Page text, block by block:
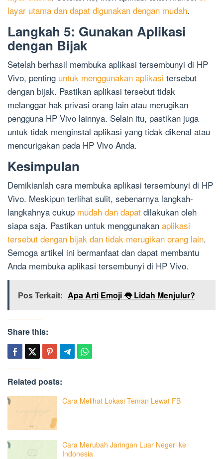
layar utama dan dapat digunakan dengan mudah.
Langkah 5: Gunakan Aplikasi
dengan Bijak
Setelah berhasil membuka aplikasi tersembunyi di HP
Vivo, penting untuk menggunakan aplikasi tersebut
dengan bijak. Pastikan aplikasi tersebut tidak
melanggar hak privasi orang lain atau merugikan
pengguna HP Vivo lainnya. Selain itu, pastikan juga
untuk tidak menginstal aplikasi yang tidak dikenal atau
mencurigakan pada HP Vivo Anda.
Kesimpulan
Demikianlah cara membuka aplikasi tersembunyi di HP
Vivo. Meskipun terlihat sulit, sebenarnya langkah-
langkahnya cukup mudah dan dapat dilakukan oleh
siapa saja. Pastikan untuk menggunakan aplikasi
tersebut dengan bijak dan tidak merugikan orang lain.
Semoga artikel ini bermanfaat dan dapat membantu
Anda membuka aplikasi tersembunyi di HP Vivo.
Pos Terkait: Apa Arti Emoji 👅 Lidah Menjulur?
Share this:
Related posts:
Cara Melihat Lokasi Teman Lewat FB
Cara Merubah Jaringan Luar Negeri ke
Indonesia